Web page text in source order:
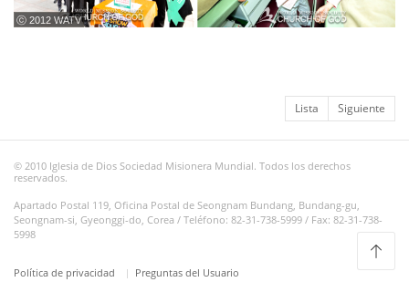
ⓒ 2012 WATV
Lista Siguiente
© 2010 Iglesia de Dios Sociedad Misionera Mundial. Todos los derechos
reservados.
Apartado Postal 119, Oficina Postal de Seongnam Bundang, Bundang-gu,
Seongnam-si, Gyeonggi-do, Corea / Teléfono: 82-31-738-5999 / Fax: 82-31-738-
5998
Política de privacidad Preguntas del Usuario